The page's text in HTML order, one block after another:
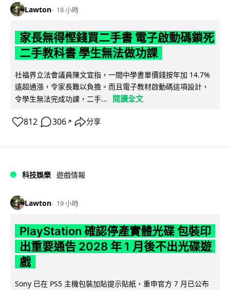
Lawton 18 小時
家長無得慳錢買二手書 電子啟動碼鎖死
二手教科書 學生無法做功課
社福界立法會議員陳文宜指，一間中學書單價錢按年加 14.7%
遠超通漲，令家長難以負擔。而且電子教材啟動碼這項設計，
令學生無法完成功課，二手...
閱讀全文
812 306 ↗ 分享
科技娛樂 遊戲情報
Lawton 19 小時
PlayStation 確認停產實體光碟 包裝印
出重要通告 2028 年 1 月後不出光碟遊
戲
Sony 已在 PS5 主機包裝加貼提示貼紙，重申官方 7 月已公布